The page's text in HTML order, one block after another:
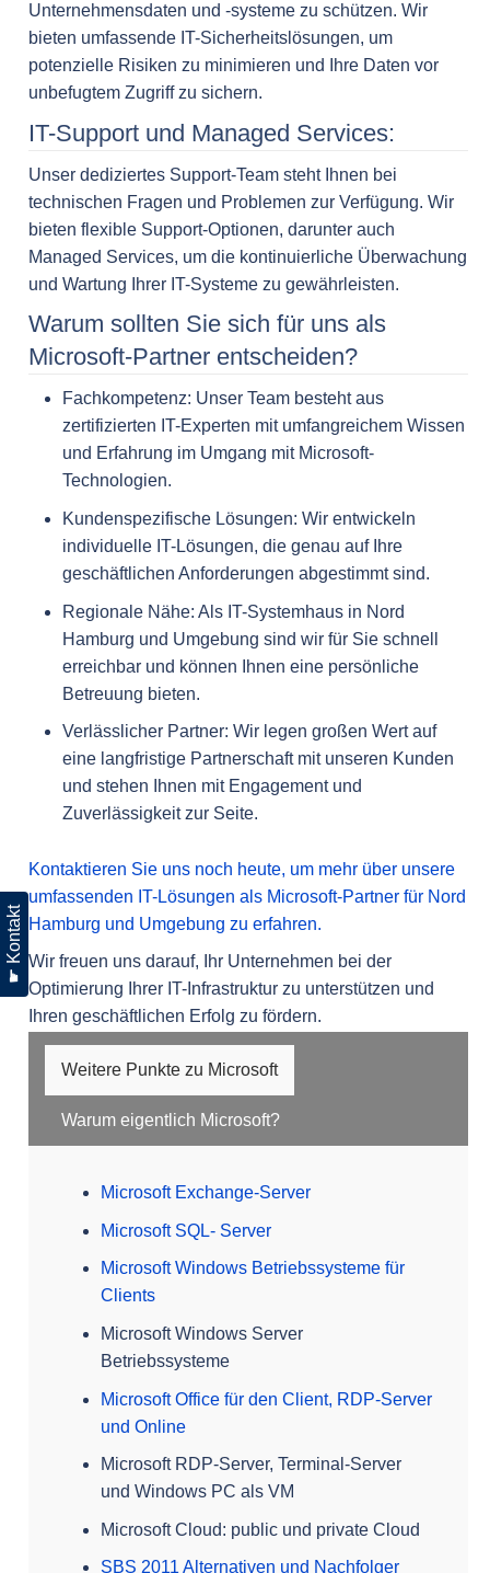
☛ Kontakt
Unternehmensdaten und -systeme zu schützen. Wir
bieten umfassende IT-Sicherheitslösungen, um
potenzielle Risiken zu minimieren und Ihre Daten vor
unbefugtem Zugriff zu sichern.
IT-Support und Managed Services:
Unser dediziertes Support-Team steht Ihnen bei
technischen Fragen und Problemen zur Verfügung. Wir
bieten flexible Support-Optionen, darunter auch
Managed Services, um die kontinuierliche Überwachung
und Wartung Ihrer IT-Systeme zu gewährleisten.
Warum sollten Sie sich für uns als
Microsoft-Partner entscheiden?
Fachkompetenz: Unser Team besteht aus
zertifizierten IT-Experten mit umfangreichem Wissen
und Erfahrung im Umgang mit Microsoft-
Technologien.
Kundenspezifische Lösungen: Wir entwickeln
individuelle IT-Lösungen, die genau auf Ihre
geschäftlichen Anforderungen abgestimmt sind.
Regionale Nähe: Als IT-Systemhaus in Nord
Hamburg und Umgebung sind wir für Sie schnell
erreichbar und können Ihnen eine persönliche
Betreuung bieten.
Verlässlicher Partner: Wir legen großen Wert auf
eine langfristige Partnerschaft mit unseren Kunden
und stehen Ihnen mit Engagement und
Zuverlässigkeit zur Seite.
Kontaktieren Sie uns noch heute, um mehr über unsere
umfassenden IT-Lösungen als Microsoft-Partner für Nord
Hamburg und Umgebung zu erfahren.
Wir freuen uns darauf, Ihr Unternehmen bei der
Optimierung Ihrer IT-Infrastruktur zu unterstützen und
Ihren geschäftlichen Erfolg zu fördern.
Weitere Punkte zu Microsoft
Warum eigentlich Microsoft?
Microsoft Exchange-Server
Microsoft SQL- Server
Microsoft Windows Betriebssysteme für
Clients
Microsoft Windows Server
Betriebssysteme
Microsoft Office für den Client, RDP-Server
und Online
Microsoft RDP-Server, Terminal-Server
und Windows PC als VM
Microsoft Cloud: public und private Cloud
SBS 2011 Alternativen und Nachfolger